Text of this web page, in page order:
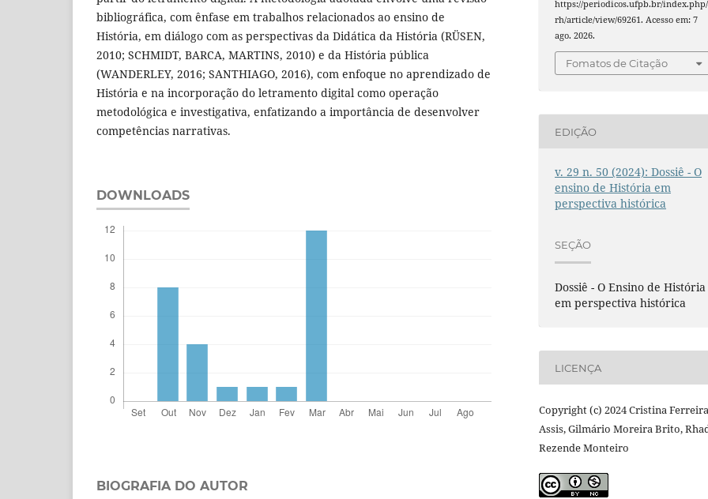
bibliográfica, com ênfase em trabalhos relacionados ao ensino de
História, em diálogo com as perspectivas da Didática da História (RÜSEN,
2010; SCHMIDT, BARCA, MARTINS, 2010) e da História pública
(WANDERLEY, 2016; SANTHIAGO, 2016), com enfoque no aprendizado de
História e na incorporação do letramento digital como operação
metodológica e investigativa, enfatizando a importância de desenvolver
competências narrativas.
DOWNLOADS
BIOGRAFIA DO AUTOR
https://periodicos.ufpb.br/
rh/article/view/69261. Acesso em: 7
ago. 2026.
Fomatos de Citação
EDIÇÃO
v. 29 n. 50 (2024): Dossiê - O
ensino de História em
perspectiva histórica
SEÇÃO
Dossiê - O Ensino de História
em perspectiva histórica
LICENÇA
Copyright (c) 2024 Cristina
Assis, Gilmário Moreira Brito,
Rezende Monteiro